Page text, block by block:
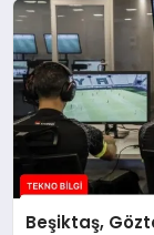
Beşiktaş,